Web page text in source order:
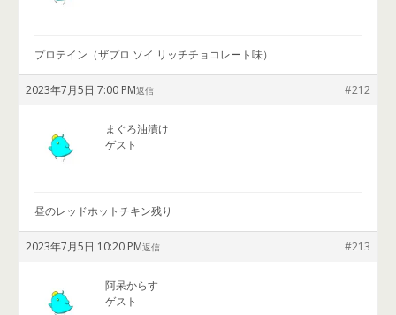
プロテイン（ザプロ ソイ リッチチョコレート味）
2023年7月5日 7:00 PM #212
返信
まぐろ油漬け
ゲスト
昼のレッドホットチキン残り
2023年7月5日 10:20 PM #213
返信
阿呆からす
ゲスト